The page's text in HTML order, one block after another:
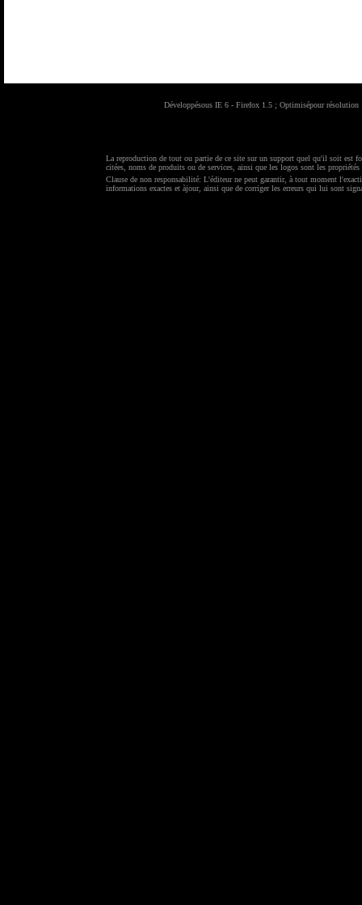
Développésous IE 6 - Firefox 1.5 ; Optimisépour résolution
La reproduction de tout ou partie de ce site sur un support quel qu'il soit est
citées, noms de produits ou de services, ainsi que les logos sont les propriétés
Clause de non responsabilité: L'éditeur ne peut garantir, à tout moment
informations exactes et àjour, ainsi que de corriger les erreurs qui lui sont